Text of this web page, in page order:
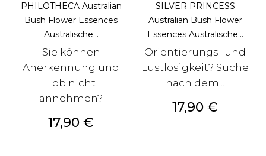
PHILOTHECA Australian
Bush Flower Essences
Australische...
Sie können
Anerkennung und
Lob nicht
annehmen?
Preis
17,90 €
SILVER PRINCESS
Australian Bush Flower
Essences Australische...
Orientierungs- und
Lustlosigkeit? Suche
nach dem...
Preis
17,90 €